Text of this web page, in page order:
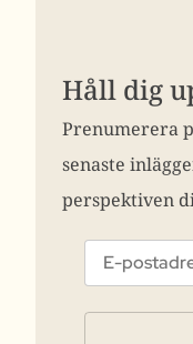
Håll dig
Prenumerera
senaste
perspektiven